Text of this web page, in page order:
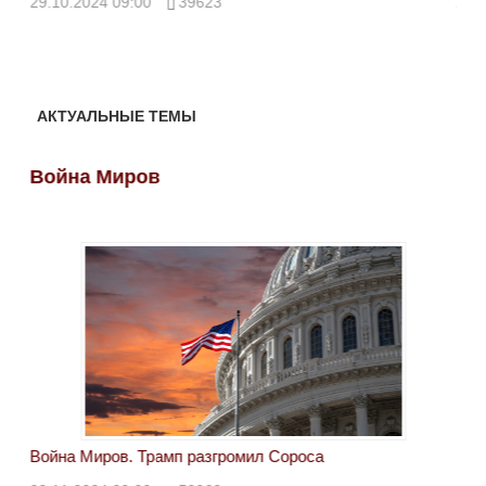
АКТУАЛЬНЫЕ ТЕМЫ
Война Миров
Война Миров. Трамп разгромил Сороса